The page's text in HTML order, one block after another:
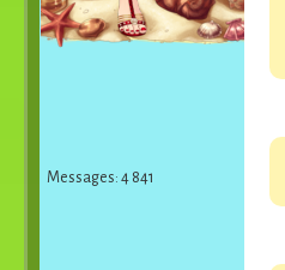
Messages: 4 841